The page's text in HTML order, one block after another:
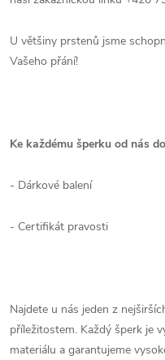
U většiny prstenů jsme
Vašeho přání!
Ke každému šperku od nás
- Dárkové balení
- Certifikát pravosti
Najdete u nás jeden z
příležitostem. Každý šperk je
materiálu a garantujeme